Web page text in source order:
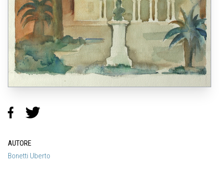
AUTORE
Bonetti Uberto